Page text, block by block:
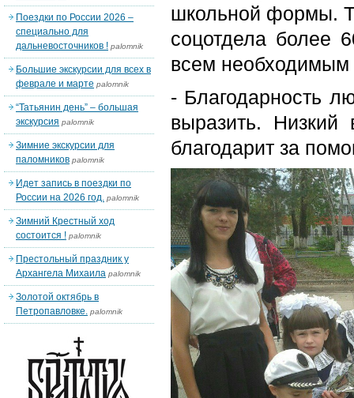
школьной формы.
соцотдела более
всем необходимым
- Благодарность
выразить.
благодарит за
Поездки по России 2026 –
специально для
дальневосточников ! palomnik
Большие экскурсии для всех в
феврале и марте palomnik
“Татьянин день” – большая
экскурсия palomnik
Зимние экскурсии для
паломников palomnik
Идет запись в поездки по
России на 2026 год. palomnik
Зимний Крестный ход
состоится ! palomnik
Престольный праздник у
Архангела Михаила palomnik
Золотой октябрь в
Петропавловке. palomnik